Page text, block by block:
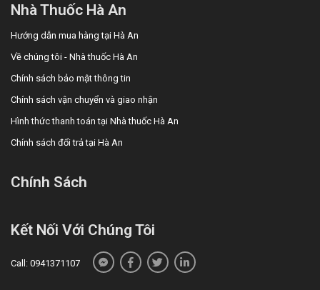
Nhà Thuốc Hà An
Hướng dẫn mua hàng tại Hà An
Về chúng tôi - Nhà thuốc Hà An
Chính sách bảo mật thông tin
Chính sách vận chuyển và giao nhận
Hình thức thanh toán tại Nhà thuốc Hà An
Chính sách đổi trả tại Hà An
Chính Sách
Kết Nối Với Chúng Tôi
Call: 0941371107